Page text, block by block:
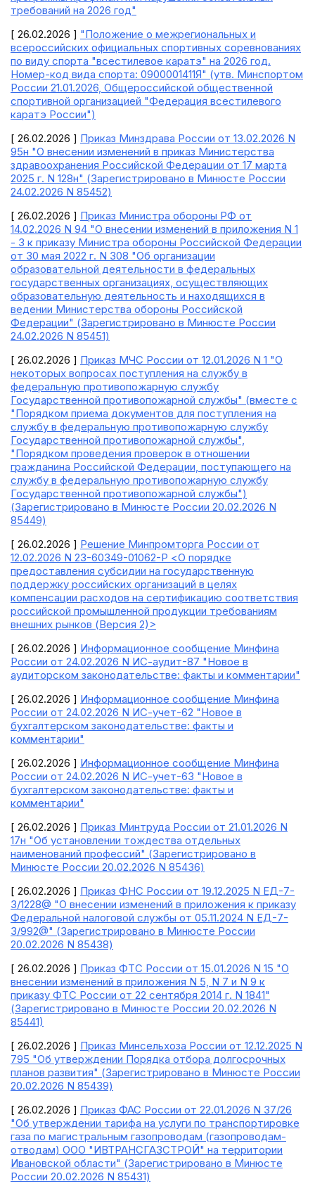
требований на 2026 год"
[ 26.02.2026 ] "Положение о межрегиональных и
всероссийских официальных спортивных соревнованиях
по виду спорта "всестилевое каратэ" на 2026 год.
Номер-код вида спорта: 0900001411Я" (утв. Минспортом
России 21.01.2026, Общероссийской общественной
спортивной организацией "Федерация всестилевого
каратэ России")
[ 26.02.2026 ] Приказ Минздрава России от 13.02.2026 N
95н "О внесении изменений в приказ Министерства
здравоохранения Российской Федерации от 17 марта
2025 г. N 128н" (Зарегистрировано в Минюсте России
24.02.2026 N 85452)
[ 26.02.2026 ] Приказ Министра обороны РФ от
14.02.2026 N 94 "О внесении изменений в приложения N 1
- 3 к приказу Министра обороны Российской Федерации
от 30 мая 2022 г. N 308 "Об организации
образовательной деятельности в федеральных
государственных организациях, осуществляющих
образовательную деятельность и находящихся в
ведении Министерства обороны Российской
Федерации" (Зарегистрировано в Минюсте России
24.02.2026 N 85451)
[ 26.02.2026 ] Приказ МЧС России от 12.01.2026 N 1 "О
некоторых вопросах поступления на службу в
федеральную противопожарную службу
Государственной противопожарной службы" (вместе с
"Порядком приема документов для поступления на
службу в федеральную противопожарную службу
Государственной противопожарной службы",
"Порядком проведения проверок в отношении
гражданина Российской Федерации, поступающего на
службу в федеральную противопожарную службу
Государственной противопожарной службы")
(Зарегистрировано в Минюсте России 20.02.2026 N
85449)
[ 26.02.2026 ] Решение Минпромторга России от
12.02.2026 N 23-60349-01062-Р <О порядке
предоставления субсидии на государственную
поддержку российских организаций в целях
компенсации расходов на сертификацию соответствия
российской промышленной продукции требованиям
внешних рынков (Версия 2)>
[ 26.02.2026 ] Информационное сообщение Минфина
России от 24.02.2026 N ИС-аудит-87 "Новое в
аудиторском законодательстве: факты и комментарии"
[ 26.02.2026 ] Информационное сообщение Минфина
России от 24.02.2026 N ИС-учет-62 "Новое в
бухгалтерском законодательстве: факты и
комментарии"
[ 26.02.2026 ] Информационное сообщение Минфина
России от 24.02.2026 N ИС-учет-63 "Новое в
бухгалтерском законодательстве: факты и
комментарии"
[ 26.02.2026 ] Приказ Минтруда России от 21.01.2026 N
17н "Об установлении тождества отдельных
наименований профессий" (Зарегистрировано в
Минюсте России 20.02.2026 N 85436)
[ 26.02.2026 ] Приказ ФНС России от 19.12.2025 N ЕД-7-
3/1228@ "О внесении изменений в приложения к приказу
Федеральной налоговой службы от 05.11.2024 N ЕД-7-
3/992@" (Зарегистрировано в Минюсте России
20.02.2026 N 85438)
[ 26.02.2026 ] Приказ ФТС России от 15.01.2026 N 15 "О
внесении изменений в приложения N 5, N 7 и N 9 к
приказу ФТС России от 22 сентября 2014 г. N 1841"
(Зарегистрировано в Минюсте России 20.02.2026 N
85441)
[ 26.02.2026 ] Приказ Минсельхоза России от 12.12.2025 N
795 "Об утверждении Порядка отбора долгосрочных
планов развития" (Зарегистрировано в Минюсте России
20.02.2026 N 85439)
[ 26.02.2026 ] Приказ ФАС России от 22.01.2026 N 37/26
"Об утверждении тарифа на услуги по транспортировке
газа по магистральным газопроводам (газопроводам-
отводам) ООО "ИВТРАНСГАЗСТРОЙ" на территории
Ивановской области" (Зарегистрировано в Минюсте
России 20.02.2026 N 85431)